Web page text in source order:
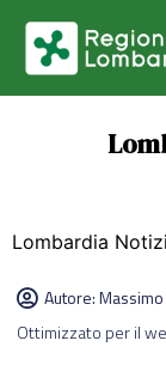
Lombardia
Autore:
Ottimizzato per il